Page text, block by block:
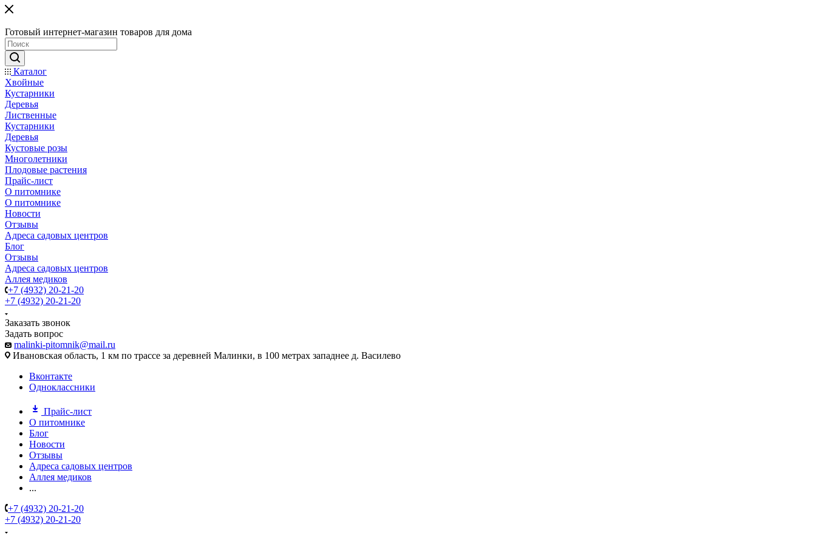
Готовый интернет-магазин товаров для дома
Каталог
Хвойные
Кустарники
Деревья
Лиственные
Кустарники
Деревья
Кустовые розы
Многолетники
Плодовые растения
Прайс-лист
О питомнике
О питомнике
Новости
Отзывы
Адреса садовых центров
Блог
Отзывы
Адреса садовых центров
Аллея медиков
+7 (4932) 20-21-20
+7 (4932) 20-21-20
Заказать звонок
Задать вопрос
malinki-pitomnik@mail.ru
Ивановская область, 1 км по трассе за деревней Малинки, в 100 метрах западнее д. Василево
Вконтакте
Одноклассники
Прайс-лист
О питомнике
Блог
Новости
Отзывы
Адреса садовых центров
Аллея медиков
...
+7 (4932) 20-21-20
+7 (4932) 20-21-20